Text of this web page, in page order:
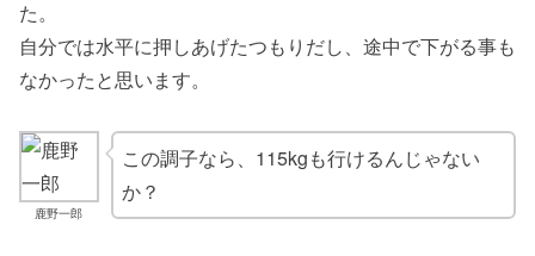
た。
自分では水平に押しあげたつもりだし、途中で下がる事も
なかったと思います。
鹿野一郎
この調子なら、115kgも行けるんじゃない
か？